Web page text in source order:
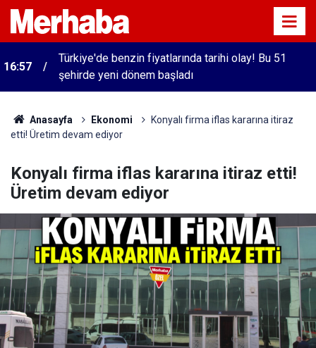
16:57
Türkiye'de benzin fiyatlarında tarihi olay! Bu 51
şehirde yeni dönem başladı
Anasayfa Ekonomi
Konyalı firma iflas kararına itiraz
etti! Üretim devam ediyor
Konyalı firma iflas kararına itiraz etti!
Üretim devam ediyor